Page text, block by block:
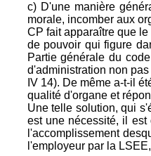
c) D'une manière
morale, incomber aux
CP fait apparaître que
de pouvoir qui figure
Partie générale du
d'administration non
IV 14). De même a-t-il
qualité d'organe et
Une telle solution, qui
est une nécessité, il est
l'accomplissement
l'employeur par la